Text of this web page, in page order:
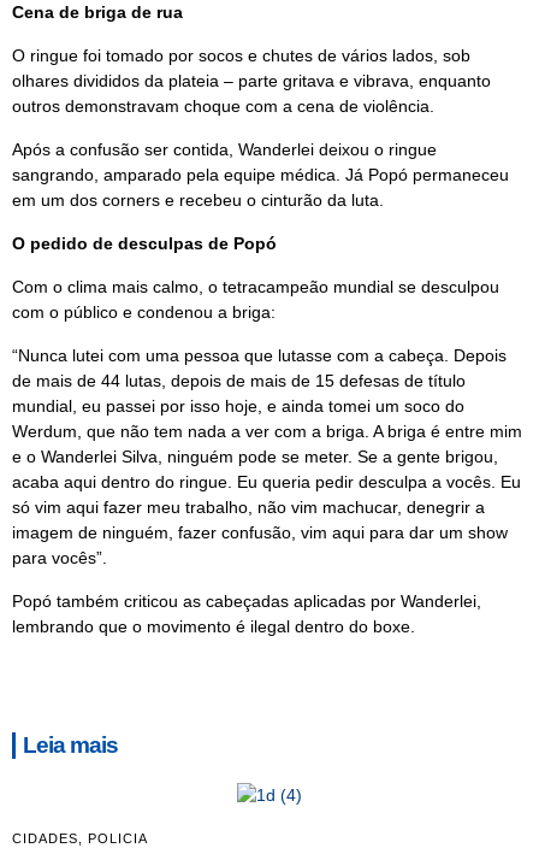
Cena de briga de rua
O ringue foi tomado por socos e chutes de vários lados, sob
olhares divididos da plateia – parte gritava e vibrava, enquanto
outros demonstravam choque com a cena de violência.
Após a confusão ser contida, Wanderlei deixou o ringue
sangrando, amparado pela equipe médica. Já Popó permaneceu
em um dos corners e recebeu o cinturão da luta.
O pedido de desculpas de Popó
Com o clima mais calmo, o tetracampeão mundial se desculpou
com o público e condenou a briga:
“Nunca lutei com uma pessoa que lutasse com a cabeça. Depois
de mais de 44 lutas, depois de mais de 15 defesas de título
mundial, eu passei por isso hoje, e ainda tomei um soco do
Werdum, que não tem nada a ver com a briga. A briga é entre mim
e o Wanderlei Silva, ninguém pode se meter. Se a gente brigou,
acaba aqui dentro do ringue. Eu queria pedir desculpa a vocês. Eu
só vim aqui fazer meu trabalho, não vim machucar, denegrir a
imagem de ninguém, fazer confusão, vim aqui para dar um show
para vocês”.
Popó também criticou as cabeçadas aplicadas por Wanderlei,
lembrando que o movimento é ilegal dentro do boxe.
Leia mais
CIDADES, POLICIA